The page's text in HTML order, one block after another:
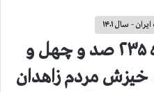
- سال ۱۴۰۱
قيام سراسری، شماره ۲۳۵ صد و چهل و
خيزش مردم زاهدان